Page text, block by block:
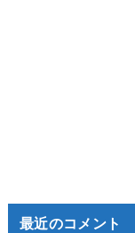
最近のコメント